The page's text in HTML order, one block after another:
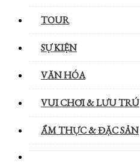
TOUR
SỰ KIỆN
VĂN HÓA
VUI CHƠI & LƯU TRÚ
ẨM THỰC & ĐẶC SẢN